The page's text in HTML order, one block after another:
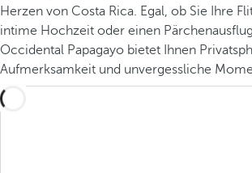
Herzen von Costa Rica. Egal, ob Sie Ihre
intime Hochzeit oder einen
Occidental Papagayo bietet Ihnen
Aufmerksamkeit und unvergessliche